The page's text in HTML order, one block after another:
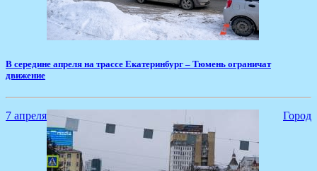
В середине апреля на трассе Екатеринбург – Тюмень ограничат
движение
7 апреля Город